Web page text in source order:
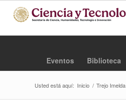
Eventos Biblioteca
Usted está aquí: Inicio / Trejo Imelda